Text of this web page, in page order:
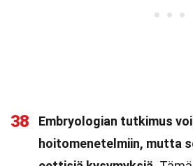
38
Embryologian tutkimus
hoitomenetelmiin, mutta